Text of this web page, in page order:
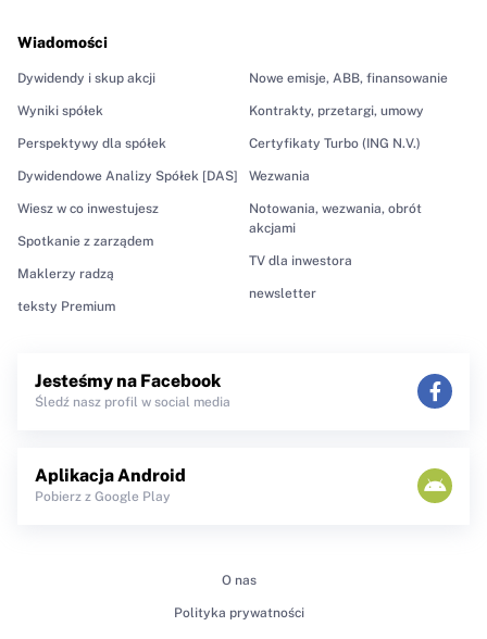
Wiadomości
Dywidendy i skup akcji
Wyniki spółek
Perspektywy dla spółek
Dywidendowe Analizy Spółek [DAS]
Wiesz w co inwestujesz
Spotkanie z zarządem
Maklerzy radzą
teksty Premium
Nowe emisje, ABB, finansowanie
Kontrakty, przetargi, umowy
Certyfikaty Turbo (ING N.V.)
Wezwania
Notowania, wezwania, obrót
akcjami
TV dla inwestora
newsletter
Jesteśmy na Facebook
Śledź nasz profil w social media
Aplikacja Android
Pobierz z Google Play
O nas
Polityka prywatności